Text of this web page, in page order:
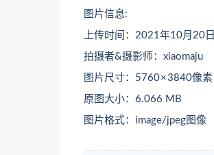
图片信息:
上传时间：2021年10月20日
拍摄者&摄影师：xiaomaju
图片尺寸：5760 × 3840像素
原图大小：6.066 MB
图片格式：image/jpeg图像